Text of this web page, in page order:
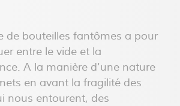
de bouteilles fantômes a pour
entre le vide et la
A la manière d'une nature
en avant la fragilité des
nous entourent, des